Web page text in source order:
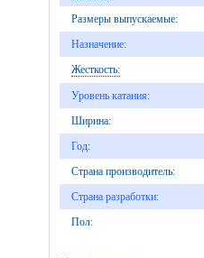
Размеры выпускаемые:
Назначение:
Жесткость:
Уровень катания:
Ширина:
Год:
Страна производитель:
Страна разработки:
Пол: